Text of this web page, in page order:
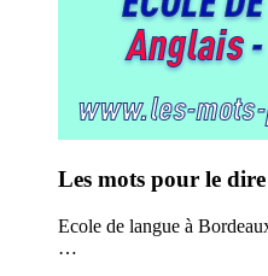
Les mots pour le dire
Ecole de langue à
…